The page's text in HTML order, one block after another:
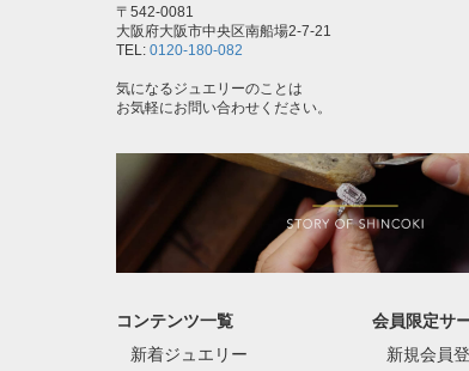
〒542-0081
大阪府大阪市中央区南船場2-7-21
TEL: 0120-180-082
気になるジュエリーのことは
お気軽にお問い合わせください。
コンテンツ一覧
新着ジュエリー
会員限定サ
新規会員